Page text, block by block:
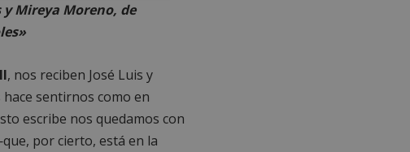
Mireya Moreno, de
, nos reciben José Luis y
sentirnos como en
escribe nos quedamos con
por cierto, está en la